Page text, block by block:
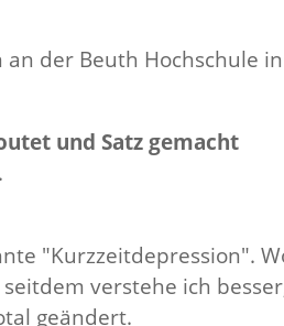
der Beuth Hochschule
und Satz gemacht
"Kurzzeitdepression".
verstehe ich
geändert.